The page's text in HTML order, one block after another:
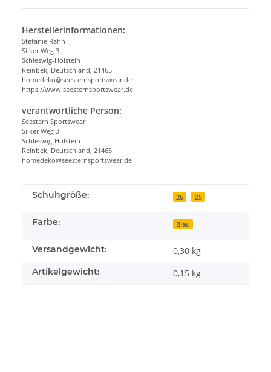
Herstellerinformationen:
Stefanie Rahn
Silker Weg 3
Schleswig-Holstein
Reinbek, Deutschland, 21465
homedeko@seesternsportswear.de
https://www.seesternsportswear.de
verantwortliche Person:
Seestern Sportswear
Silker Weg 3
Schleswig-Holstein
Reinbek, Deutschland, 21465
homedeko@seesternsportswear.de
Schuhgröße: 26 25
Farbe: Blau
Versandgewicht: 0,30 kg
Artikelgewicht: 0,15 kg